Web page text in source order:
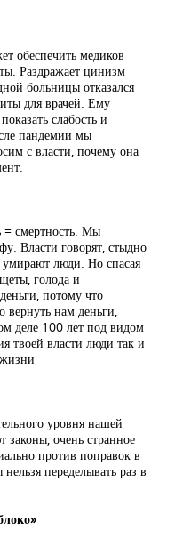
обеспечить медиков
Раздражает цинизм
больницы отказался
для врачей. Ему
слабость и
пандемии мы
с власти, почему она
= смертность. Мы
Власти говорят, стыдно
умирают люди. Но спасая
голода и
потому что
вернуть нам деньги,
деле 100 лет под видом
твоей власти люди так и
уровня нашей
очень странное
против поправок в
переделывать раз в